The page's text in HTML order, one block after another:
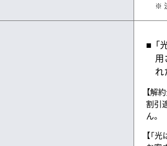
用
れ
【解
割引
ん。
【「